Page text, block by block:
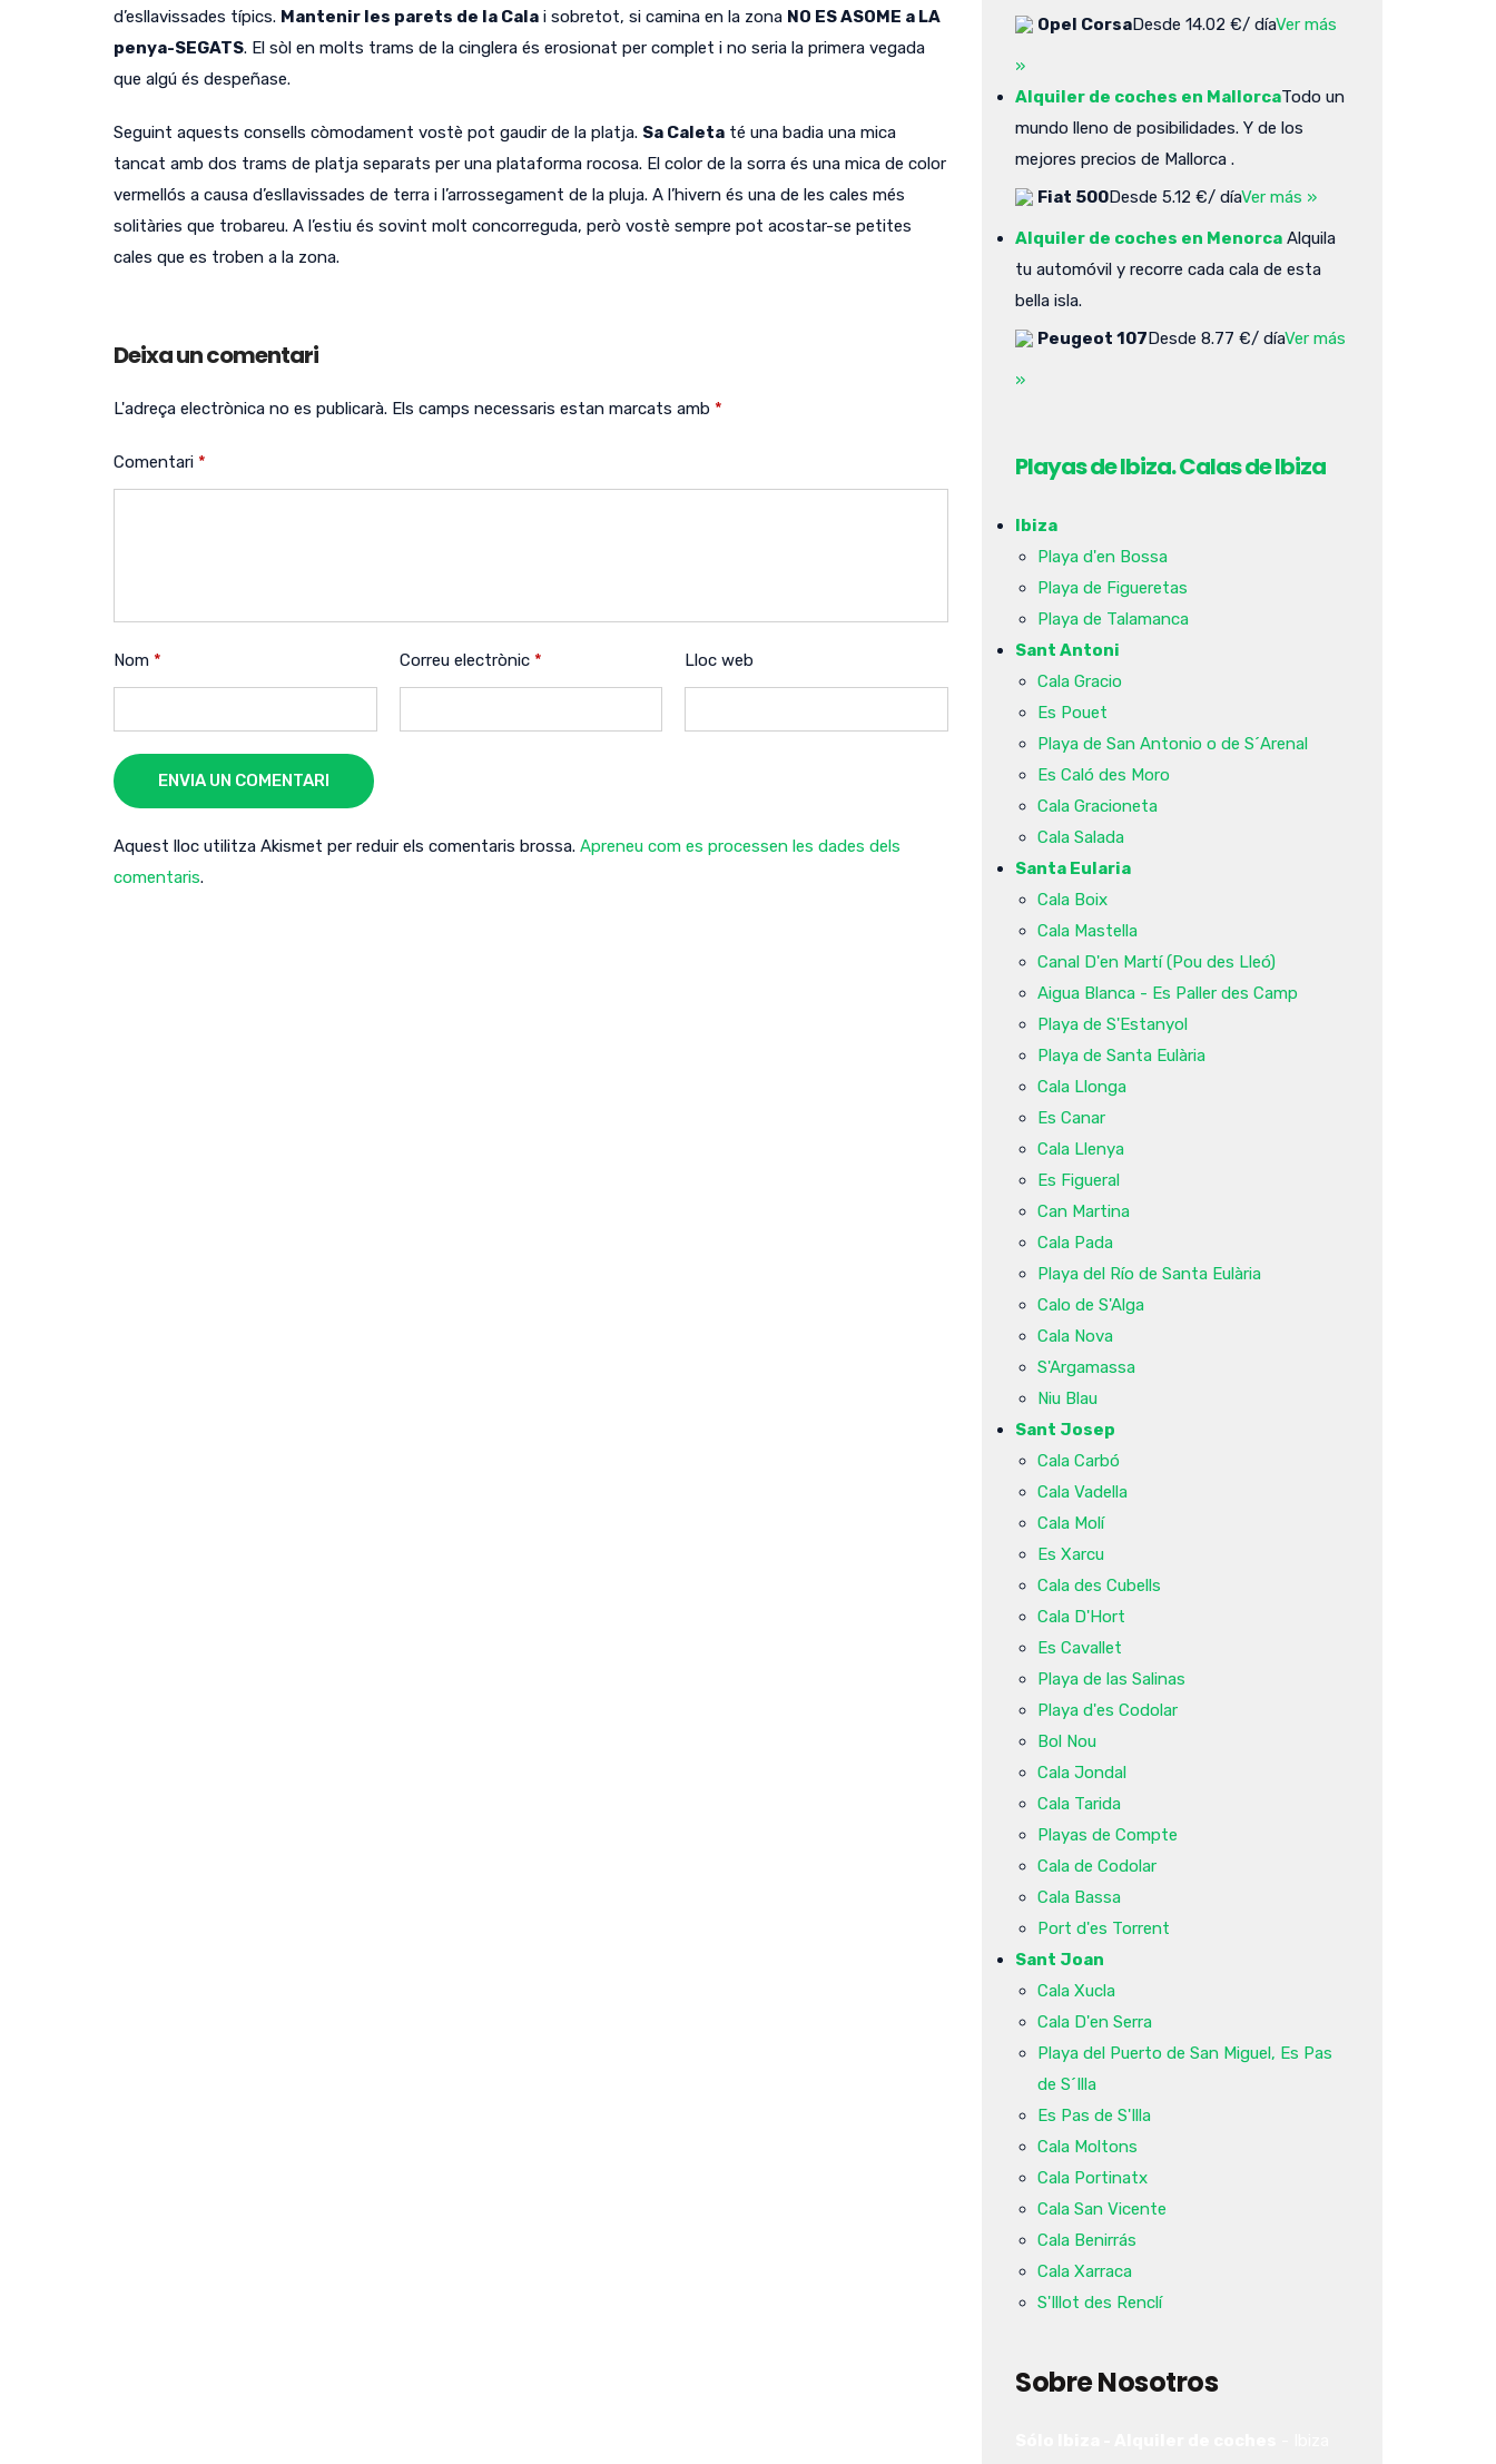
d’esllavissades típics. Mantenir les parets de la Cala i sobretot, si camina en la zona NO ES ASOME a LA
penya-SEGATS. El sòl en molts trams de la cinglera és erosionat per complet i no seria la primera vegada
que algú és despeñase.
Seguint aquests consells còmodament vostè pot gaudir de la platja. Sa Caleta té una badia una mica
tancat amb dos trams de platja separats per una plataforma rocosa. El color de la sorra és una mica de color
vermellós a causa d’esllavissades de terra i l’arrossegament de la pluja. A l’hivern és una de les cales més
solitàries que trobareu. A l’estiu és sovint molt concorreguda, però vostè sempre pot acostar-se petites
cales que es troben a la zona.
Deixa un comentari
L'adreça electrònica no es publicarà. Els camps necessaris estan marcats amb *
Comentari *
Nom * Correu electrònic * Lloc web
ENVIA UN COMENTARI
Aquest lloc utilitza Akismet per reduir els comentaris brossa. Apreneu com es processen les dades dels
comentaris.
Opel CorsaDesde 14.02 €/ díaVer más
»
Alquiler de coches en MallorcaTodo un
mundo lleno de posibilidades. Y de los
mejores precios de Mallorca .
Fiat 500Desde 5.12 €/ díaVer más »
Alquiler de coches en Menorca Alquila
tu automóvil y recorre cada cala de esta
bella isla.
Peugeot 107Desde 8.77 €/ díaVer más
»
Playas de Ibiza. Calas de Ibiza
Ibiza
Playa d'en Bossa
Playa de Figueretas
Playa de Talamanca
Sant Antoni
Cala Gracio
Es Pouet
Playa de San Antonio o de S´Arenal
Es Caló des Moro
Cala Gracioneta
Cala Salada
Santa Eularia
Cala Boix
Cala Mastella
Canal D'en Martí (Pou des Lleó)
Aigua Blanca - Es Paller des Camp
Playa de S'Estanyol
Playa de Santa Eulària
Cala Llonga
Es Canar
Cala Llenya
Es Figueral
Can Martina
Cala Pada
Playa del Río de Santa Eulària
Calo de S'Alga
Cala Nova
S'Argamassa
Niu Blau
Sant Josep
Cala Carbó
Cala Vadella
Cala Molí
Es Xarcu
Cala des Cubells
Cala D'Hort
Es Cavallet
Playa de las Salinas
Playa d'es Codolar
Bol Nou
Cala Jondal
Cala Tarida
Playas de Compte
Cala de Codolar
Cala Bassa
Port d'es Torrent
Sant Joan
Cala Xucla
Cala D'en Serra
Playa del Puerto de San Miguel, Es Pas
de S´Illa
Es Pas de S'Illa
Cala Moltons
Cala Portinatx
Cala San Vicente
Cala Benirrás
Cala Xarraca
S'Illot des Renclí
Sobre Nosotros